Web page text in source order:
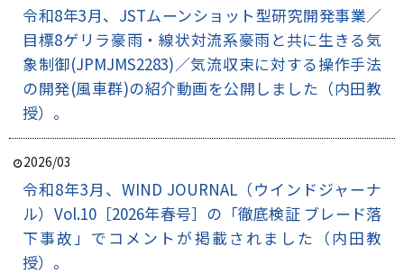
令和8年3月、JSTムーンショット型研究開発事業／
目標8ゲリラ豪雨・線状対流系豪雨と共に生きる気
象制御(JPMJMS2283)／気流収束に対する操作手法
の開発(風車群)の紹介動画を公開しました（内田教
授）。
2026/03
令和8年3月、WIND JOURNAL（ウインドジャーナ
ル）Vol.10［2026年春号］の「徹底検証 ブレード落
下事故」でコメントが掲載されました（内田教
授）。